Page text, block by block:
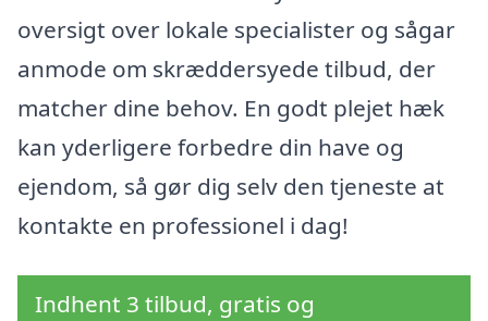
oversigt over lokale specialister og sågar
anmode om skræddersyede tilbud, der
matcher dine behov. En godt plejet hæk
kan yderligere forbedre din have og
ejendom, så gør dig selv den tjeneste at
kontakte en professionel i dag!
Indhent 3 tilbud, gratis og